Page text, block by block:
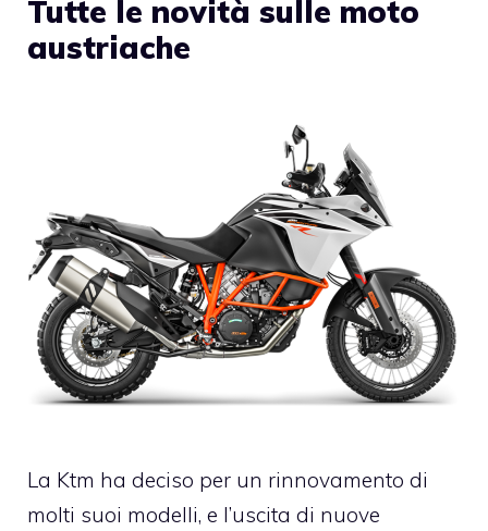
Tutte le novità sulle moto
austriache
La Ktm ha deciso per un rinnovamento di
molti suoi modelli, e l’uscita di nuove